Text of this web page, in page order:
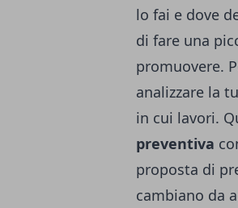
lo fai e dove
di fare una
promuovere.
analizzare la
in cui lavori.
preventiva
proposta di
cambiano da